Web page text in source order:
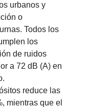
urbanos y
o
Todos los
los
de ruidos
a 72 dB (A) en
reduce las
mientras que el